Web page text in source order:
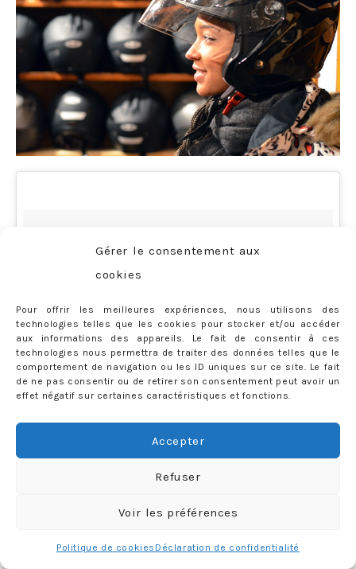
Gérer le consentement aux
cookies
Pour offrir les meilleures expériences, nous utilisons des
technologies telles que les cookies pour stocker et/ou accéder
aux informations des appareils. Le fait de consentir à ces
technologies nous permettra de traiter des données telles que le
comportement de navigation ou les ID uniques sur ce site. Le fait
de ne pas consentir ou de retirer son consentement peut avoir un
effet négatif sur certaines caractéristiques et fonctions.
Accepter
Refuser
Voir les préférences
Politique de cookies Déclaration de confidentialité
année ? Merci @courchevelaventure et @hotelstrato